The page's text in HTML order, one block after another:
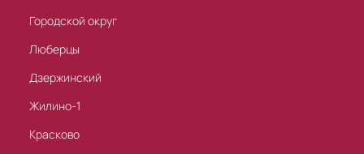
Городской округ
Люберцы
Дзержинский
Жилино-1
Красково